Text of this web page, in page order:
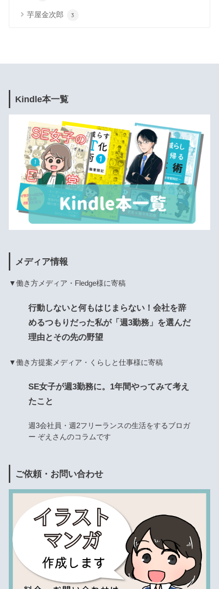
芋屋金次郎 3
Kindle本一覧
メディア情報
▼働き方メディア・Fledge様に寄稿
行動しないと何もはじまらない！会社を辞
めるつもりだった私が「週3勤務」を選んだ
理由とその先の野望
▼働き方提案メディア・くらしと仕事様に寄稿
SE女子が週3勤務に。1年間やってみて考え
たこと
週3会社員・週2フリーランスの生活をするブロガ
ー ぞえさんのコラムです
ご依頼・お問い合わせ